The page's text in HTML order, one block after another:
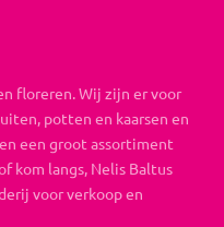
floreren. Wij zijn er voor
potten en kaarsen en
een groot assortiment
kom langs, Nelis Baltus
voor verkoop en